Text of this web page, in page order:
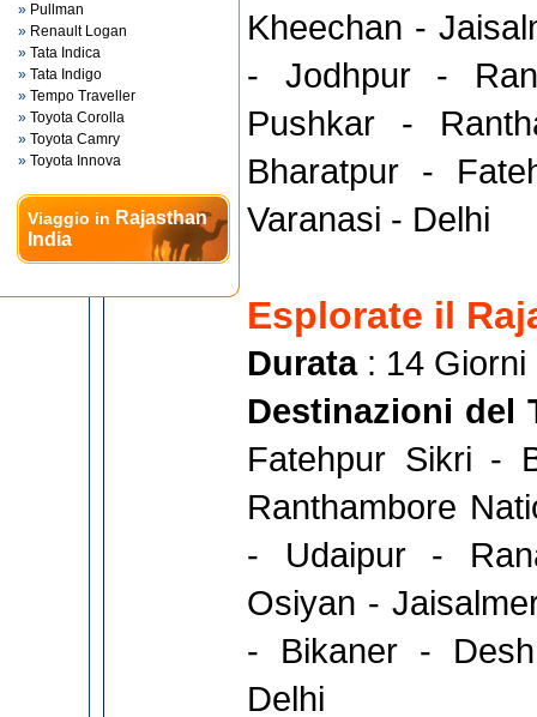
» Pullman
» Renault Logan
» Tata Indica
» Tata Indigo
» Tempo Traveller
» Toyota Corolla
» Toyota Camry
» Toyota Innova
Viaggio in Rajasthan
India
Kheechan -
- Jodhpur -
Pushkar -
Bharatpur -
Varanasi - Delhi
Esplorate il
Durata: 14 Giorni
Destinazioni del
Fatehpur Sikri -
Ranthambore
- Udaipur -
Osiyan -
- Bikaner -
Delhi